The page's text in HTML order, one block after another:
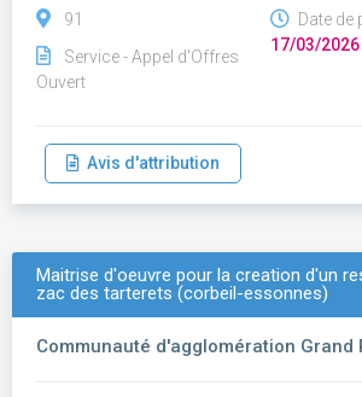
91
Service - Appel d'Offres
Ouvert
Date de
17/03/2026
Avis d'attribution
Maitrise d'oeuvre pour la creation d'un
zac des tarterets (corbeil-essonnes)
Communauté d'agglomération Grand